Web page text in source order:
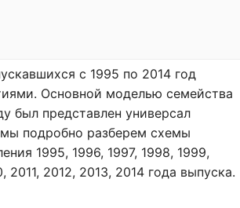
с 1995 по 2014 год
Основной моделью семейства
был представлен универсал
подробно разберем схемы
1995, 1996, 1997, 1998, 1999,
2012, 2013, 2014 года выпуска.